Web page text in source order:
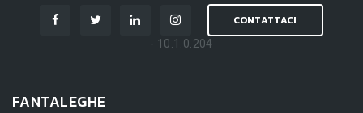
CONTATTACI
- 10.1.0.204
FANTALEGHE